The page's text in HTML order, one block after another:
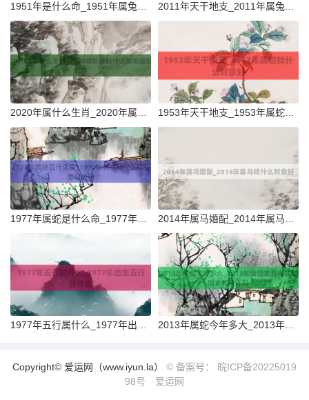
1951年是什么命_1951年属兔最新运势查询 2011年天干地支_2011年属兔几月出生最好命分析
2020年属什么生肖_2020年属鼠和什么属相最配说明 1953年天干地支_1953年属蛇找什么对象好
1977年属蛇是什么命_1977年属蛇和什么属相最配说明 2014年属马婚配_2014年属马找什么对象好
1977年五行属什么_1977年出生五行缺什么 2013年属蛇今年多大_2013年癸巳年五行属长流水解析详解
Copyright© 爱运网（www.iyun.la） © 备案号： 皖ICP备20225019
98号
爱运网